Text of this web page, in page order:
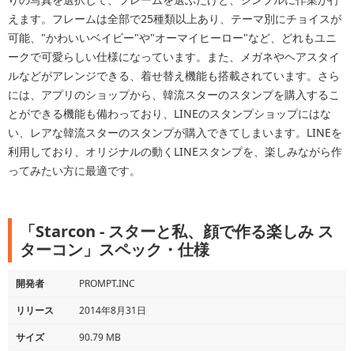
えます。フレームは全部で25種類以上あり、テーマ別にチョイスが
可能、"かわいいベイビー"や"オーマイヒーロー"など、どれもユニ
ークで可愛らしい仕様になっています。また、メガネやヘアスタイ
ルなどがアレンジできる、着せ替え機能も搭載されています。さら
には、アプリのショップから、韓流スターのスタンプを購入するこ
とができる機能も備わっており、LINEのスタンプショップにはな
い、レアな韓流スターのスタンプが購入できてしまいます。LINEを
利用しており、オリジナルの動くLINEスタンプを、楽しみながら作
ってみたい方に最適です。
「Starcon - スターと私、顔で作る楽しみ ス
ターコン」スペック・仕様
開発者
PROMPT.INC
リリース
2014年8月31日
サイズ
90.79 MB